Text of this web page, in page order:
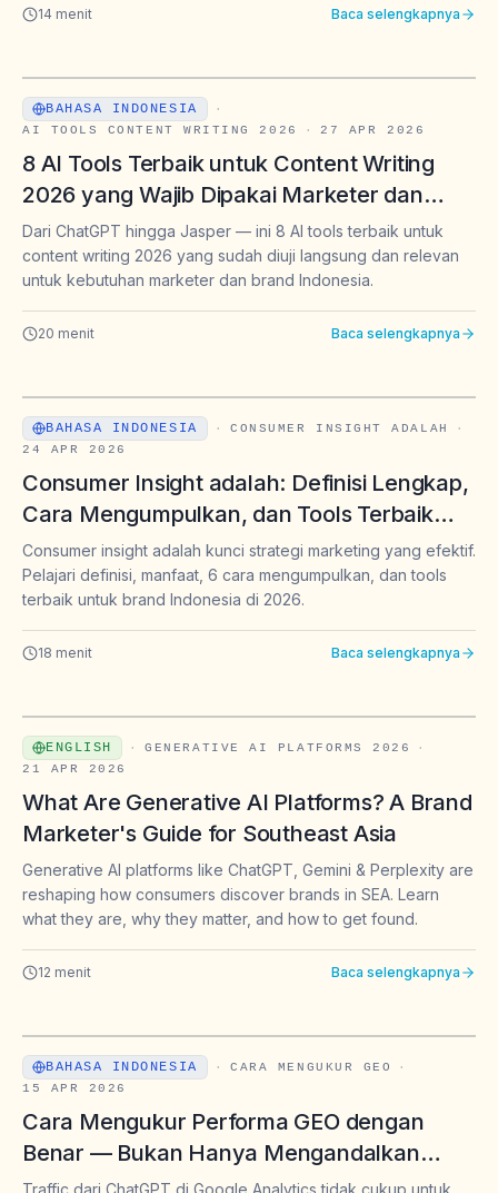
14 menit Baca selengkapnya
BAHASA INDONESIA
·
AI TOOLS CONTENT WRITING 2026
· 27 APR 2026
8 AI Tools Terbaik untuk Content Writing
2026 yang Wajib Dipakai Marketer dan
Brand Indonesia
Dari ChatGPT hingga Jasper — ini 8 AI tools terbaik untuk
content writing 2026 yang sudah diuji langsung dan relevan
untuk kebutuhan marketer dan brand Indonesia.
20 menit Baca selengkapnya
BAHASA INDONESIA · CONSUMER INSIGHT ADALAH
·
24 APR 2026
Consumer Insight adalah: Definisi Lengkap,
Cara Mengumpulkan, dan Tools Terbaik
untuk Brand Indonesia di 2026
Consumer insight adalah kunci strategi marketing yang efektif.
Pelajari definisi, manfaat, 6 cara mengumpulkan, dan tools
terbaik untuk brand Indonesia di 2026.
18 menit Baca selengkapnya
ENGLISH · GENERATIVE AI PLATFORMS 2026
·
21 APR 2026
What Are Generative AI Platforms? A Brand
Marketer's Guide for Southeast Asia
Generative AI platforms like ChatGPT, Gemini & Perplexity are
reshaping how consumers discover brands in SEA. Learn
what they are, why they matter, and how to get found.
12 menit Baca selengkapnya
BAHASA INDONESIA · CARA MENGUKUR GEO
·
15 APR 2026
Cara Mengukur Performa GEO dengan
Benar — Bukan Hanya Mengandalkan
Traffic dari Google Analytics
Traffic dari ChatGPT di Google Analytics tidak cukup untuk